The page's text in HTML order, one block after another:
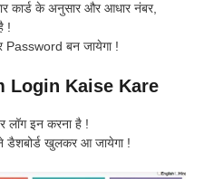
कार्ड के अनुसार और आधार नंबर,
!
बन जायेगा !
Login Kaise Kare
लॉग इन करना है !
डैशबोर्ड खुलकर आ जायेगा !